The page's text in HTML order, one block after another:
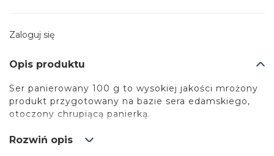
Zaloguj się
Opis produktu
Ser panierowany 100 g to wysokiej jakości mrożony
produkt przygotowany na bazie sera edamskiego,
otoczony chrupiącą panierką.
Po obróbce cieplnej uzyskuje złocistą skórkę oraz
intensywny, lekko słony smak.
Rozwiń opis